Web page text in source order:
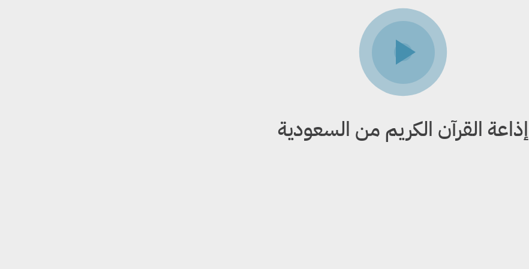
إذاعة القرآن الكريم من السعودية